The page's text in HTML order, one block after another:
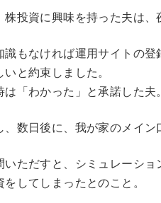
株投資に興味を持った夫は
識もなければ運用サイトの
いと約束しました。
は「わかった」と承諾した夫。
、数日後に、我が家のメイ
いただすと、シミュレーシ
をしてしまったとのこと。